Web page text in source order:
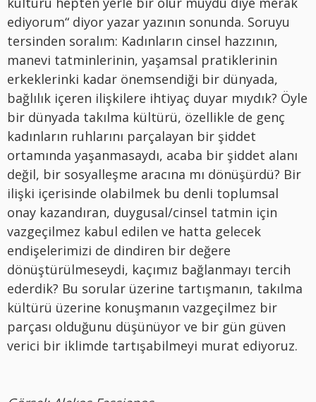
ediyorum“ diyor yazar yazının sonunda. Soruyu
tersinden soralım: Kadınların cinsel hazzının,
manevi tatminlerinin, yaşamsal pratiklerinin
erkeklerinki kadar önemsendiği bir dünyada,
bağlılık içeren ilişkilere ihtiyaç duyar mıydık? Öyle
bir dünyada takılma kültürü, özellikle de genç
kadınların ruhlarını parçalayan bir şiddet
ortamında yaşanmasaydı, acaba bir şiddet alanı
değil, bir sosyalleşme aracına mı dönüşürdü? Bir
ilişki içerisinde olabilmek bu denli toplumsal
onay kazandıran, duygusal/cinsel tatmin için
vazgeçilmez kabul edilen ve hatta gelecek
endişelerimizi de dindiren bir değere
dönüştürülmeseydi, kaçımız bağlanmayı tercih
ederdik? Bu sorular üzerine tartışmanın, takılma
kültürü üzerine konuşmanın vazgeçilmez bir
parçası olduğunu düşünüyor ve bir gün güven
verici bir iklimde tartışabilmeyi murat ediyoruz.